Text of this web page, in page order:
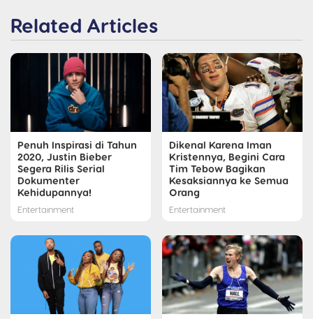
Related Articles
Penuh Inspirasi di Tahun
2020, Justin Bieber
Segera Rilis Serial
Dokumenter
Kehidupannya!
Entertainment
Dikenal Karena Iman
Kristennya, Begini Cara
Tim Tebow Bagikan
Kesaksiannya ke Semua
Orang
Entertainment